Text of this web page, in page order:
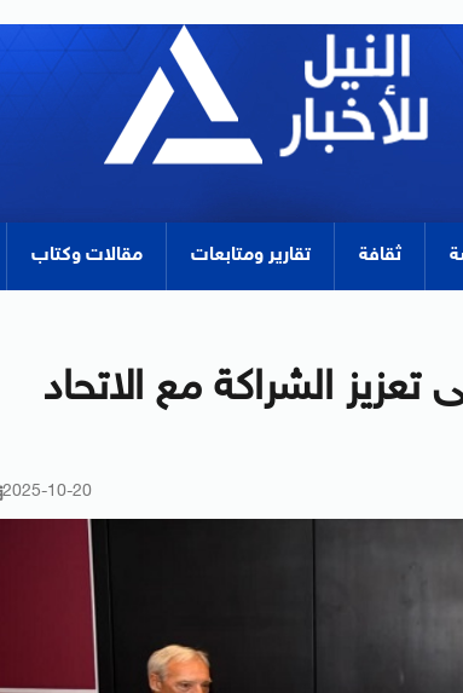
ثقافة تقارير ومتابعات مقالات وكتاب
الشراكة مع الاتحاد
2025-10-20